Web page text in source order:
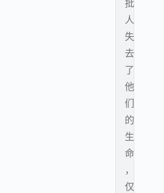
批
人
失
去
了
他
们
的
生
命
，
仅